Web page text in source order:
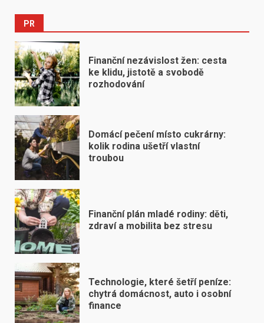
PR
Finanční nezávislost žen: cesta
ke klidu, jistotě a svobodě
rozhodování
Domácí pečení místo cukrárny:
kolik rodina ušetří vlastní
troubou
Finanční plán mladé rodiny: děti,
zdraví a mobilita bez stresu
Technologie, které šetří peníze:
chytrá domácnost, auto i osobní
finance